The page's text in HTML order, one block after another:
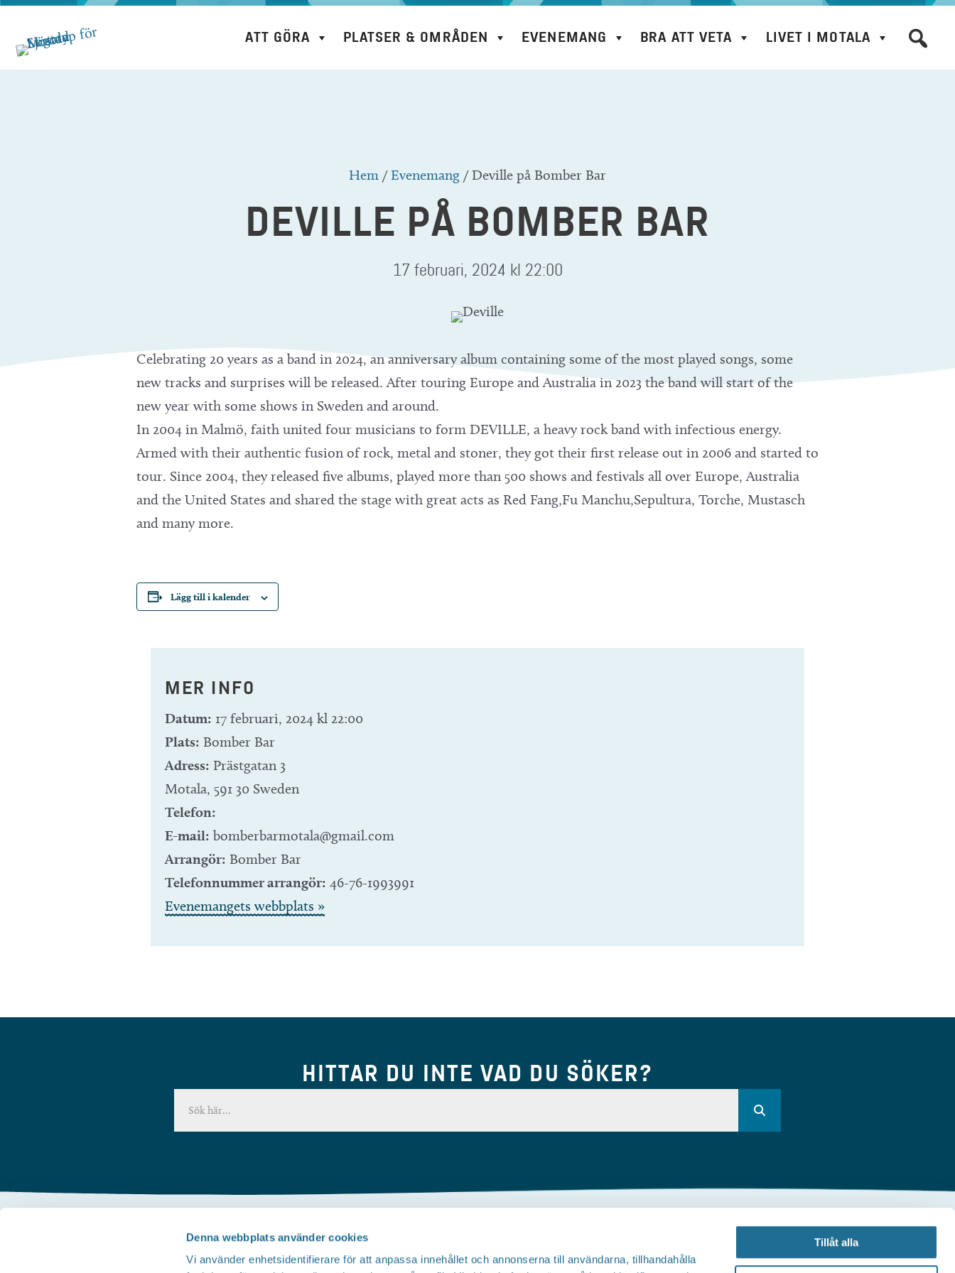
Denna webbplats använder cookies
Vi använder enhetsidentifierare för att anpassa innehållet och annonserna till användarna, tillhandahålla
Tillåt alla
Hoppa
innehåll
ATT GÖRA PLATSER & OMRÅDEN EVENEMANG BRA ATT VETA LIVET I MOTALA
Hem /Evenemang / Deville på Bomber Bar
DEVILLE PÅ BOMBER BAR
17 februari, 2024 kl 22:00
Celebrating 20 years as a band in 2024, an anniversary album containing some of the most played songs, some
new tracks and surprises will be released. After touring Europe and Australia in 2023 the band will start of the
new year with some shows in Sweden and around.
In 2004 in Malmö, faith united four musicians to form DEVILLE, a heavy rock band with infectious energy.
Armed with their authentic fusion of rock, metal and stoner, they got their first release out in 2006 and started to
tour. Since 2004, they released five albums, played more than 500 shows and festivals all over Europe, Australia
and the United States and shared the stage with great acts as Red Fang,Fu Manchu,Sepultura, Torche, Mustasch
and many more.
Lägg till i kalender
MER INFO
Datum: 17 februari, 2024 kl 22:00
Plats: Bomber Bar
Adress: Prästgatan 3
Motala, 591 30 Sweden
Telefon:
E-mail: bomberbarmotala@gmail.com
Arrangör: Bomber Bar
Telefonnummer arrangör: 46-76-1993991
Evenemangets webbplats »
HITTAR DU INTE VAD DU SÖKER?
Om webbplatsen
Tillgänglighetsredogörelse Tillväxt Motala